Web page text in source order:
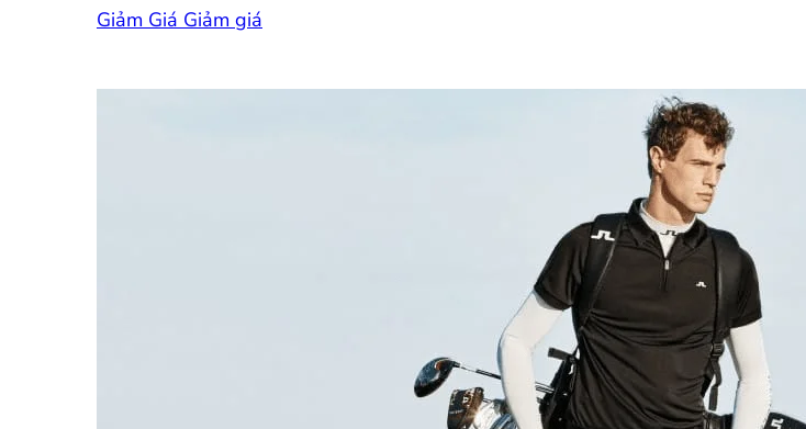
Giảm Giá